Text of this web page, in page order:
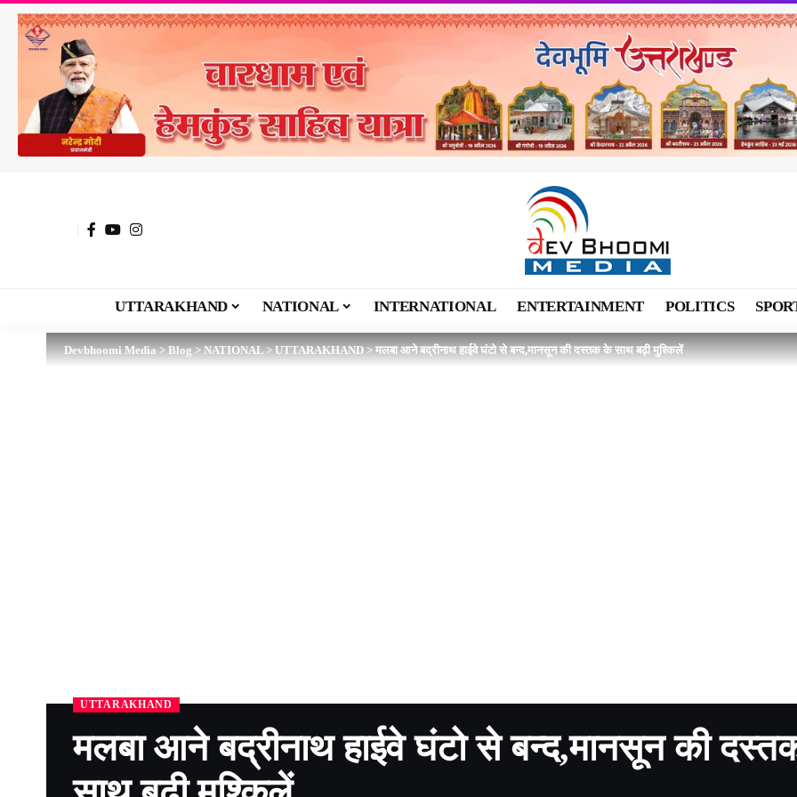
UTTARAKHAND NATIONAL INTERNATIONAL ENTERTAINMENT POLITICS
Devbhoomi Media>Blog>NATIONAL>UTTARAKHAND>मलबा आने बद्रीनाथ हाईवे घंटो से बन्द,मानसून की दस्तक के साथ बढ़ी मुश्किलें
UTTARAKHAND
मलबा आने बद्रीनाथ हाईवे घंटो से बन्द,मानसून की